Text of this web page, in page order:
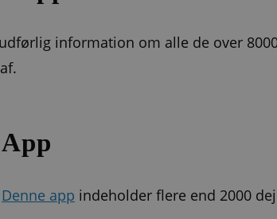
information om alle de over
Denne app indeholder flere end 2000